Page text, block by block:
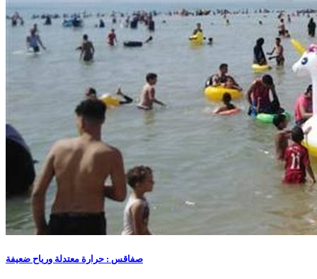
صفاقس : حرارة معتدلة ورياح ضعيفة